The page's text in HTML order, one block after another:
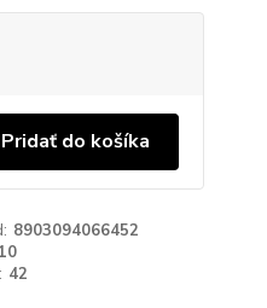
Pridať do košíka
8903094066452
42